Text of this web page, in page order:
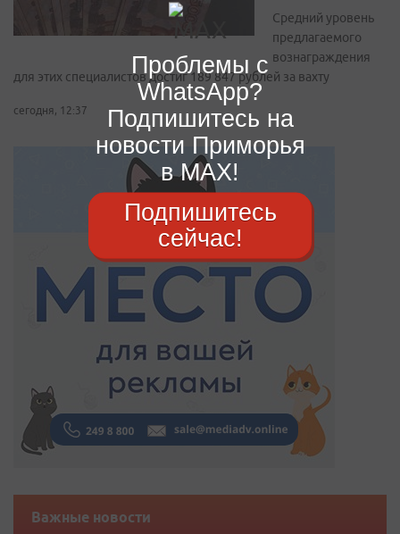
Средний уровень
предлагаемого
вознаграждения
для этих специалистов достиг 189 847 рублей за вахту
сегодня, 12:37
Важные новости
Проблемы с
WhatsApp?
Подпишитесь на
новости Приморья
в MAX!
Подпишитесь
сейчас!